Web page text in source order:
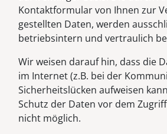
Kontaktformular von Ihnen zur
gestellten Daten, werden
betriebsintern und vertraulich
Wir weisen darauf hin, dass die
im Internet (z.B. bei der
Sicherheitslücken aufweisen
Schutz der Daten vor dem
nicht möglich.